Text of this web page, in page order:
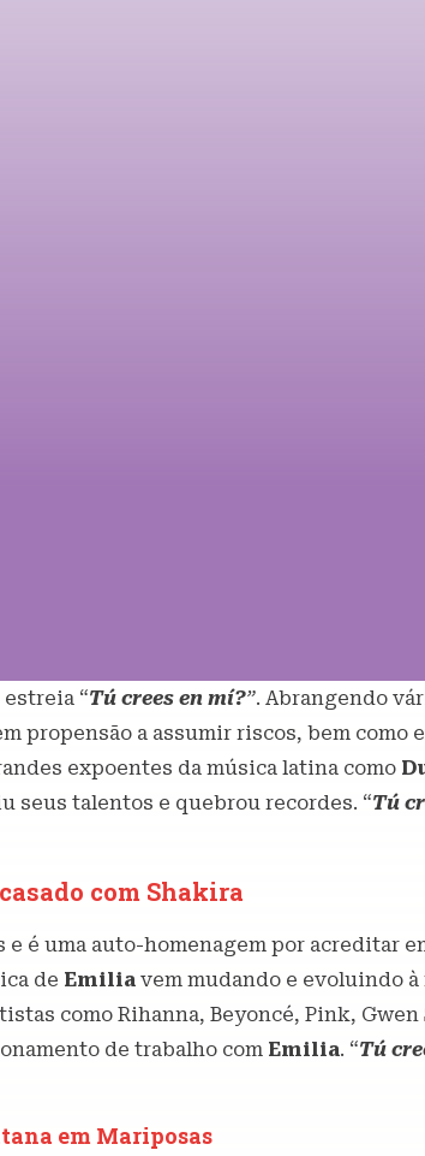
“Tú crees en mí?”. Abrangendo
propensão a assumir riscos, bem como
expoentes da música latina como
seus talentos e quebrou recordes. “Tú
com Shakira
e é uma auto-homenagem por acreditar
de Emilia vem mudando e evoluindo
como Rihanna, Beyoncé, Pink,
de trabalho com Emilia. “Tú
em Mariposas